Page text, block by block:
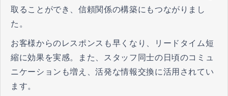
取ることができ、信頼関係の構築にもつながりまし
た。
お客様からのレスポンスも早くなり、リードタイム短
縮に効果を実感。また、スタッフ同士の日頃のコミュ
ニケーションも増え、活発な情報交換に活用されてい
ます。